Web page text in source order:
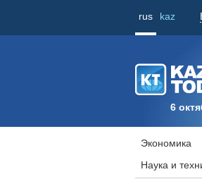
rus kaz
6
Экономика
Наука и